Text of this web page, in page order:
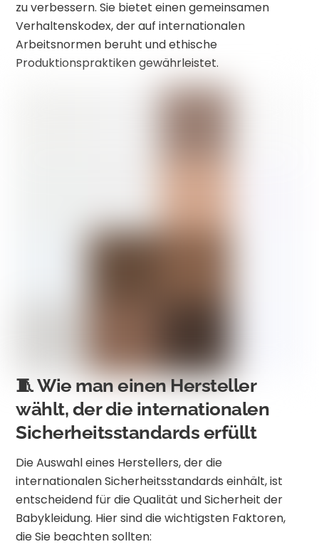
zu verbessern. Sie bietet einen gemeinsamen
Verhaltenskodex, der auf internationalen
Arbeitsnormen beruht und ethische
Produktionspraktiken gewährleistet.
🧵 Wie man einen Hersteller
wählt, der die internationalen
Sicherheitsstandards erfüllt
Die Auswahl eines Herstellers, der die
internationalen Sicherheitsstandards einhält, ist
entscheidend für die Qualität und Sicherheit der
Babykleidung. Hier sind die wichtigsten Faktoren,
die Sie beachten sollten: